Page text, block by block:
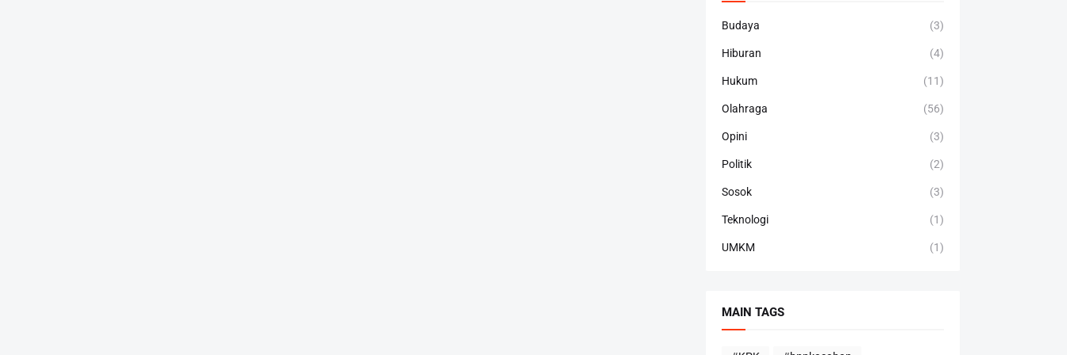
Budaya (3)
Hiburan (4)
Hukum (11)
Olahraga (56)
Opini (3)
Politik (2)
Sosok (3)
Teknologi (1)
UMKM (1)
MAIN TAGS